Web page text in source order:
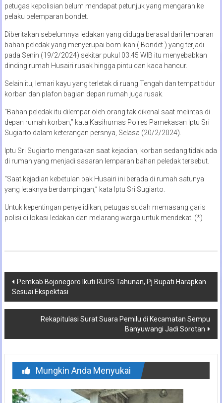
petugas kepolisian belum mendapat petunjuk yang mengarah ke
pelaku pelemparan bondet.
Diberitakan sebelumnya ledakan yang diduga berasal dari lemparan
bahan peledak yang menyerupai bom ikan ( Bondet ) yang terjadi
pada Senin (19/2/2024) sekitar pukul 03.45 WIB itu menyebabkan
dinding rumah Husairi rusak hingga pintu dan kaca hancur.
Selain itu, lemari kayu yang terletak di ruang Tengah dan tempat tidur
korban dan plafon bagian depan rumah juga rusak.
“Bahan peledak itu dilempar oleh orang tak dikenal saat melintas di
depan rumah korban,” kata Kasihumas Polres Pamekasan Iptu Sri
Sugiarto dalam keterangan persnya, Selasa (20/2/2024).
Iptu Sri Sugiarto mengatakan saat kejadian, korban sedang tidak ada
di rumah yang menjadi sasaran lemparan bahan peledak tersebut.
“Saat kejadian kebetulan pak Husairi ini berada di rumah satunya
yang letaknya berdampingan,” kata Iptu Sri Sugiarto.
Untuk kepentingan penyelidikan, petugas sudah memasang garis
polisi di lokasi ledakan dan melarang warga untuk mendekat. (*)
Navigasi
pos
Pemkab Bojonegoro Ikuti RUPS Tahunan, Pj Bupati Harapkan
Sesuai Ekspektasi
Rekapitulasi Surat Suara Pemilu di Kecamatan Sempu
Banyuwangi Jadi Sorotan
Mungkin Anda Menyukai